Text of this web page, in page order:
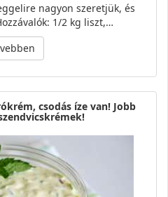
nagyon szeretjük, és
1/2 kg liszt,…
csodás íze van! Jobb